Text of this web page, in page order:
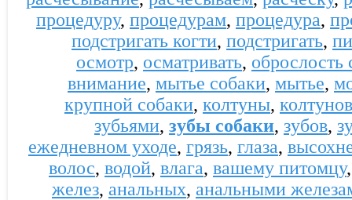
процедуру, процедурам, процедура,
подстригать когти, подстригать,
осмотр, осматривать, оброслость
внимание, мытье собаки, мытье,
крупной собаки, колтуны, колтунов
зубьями, зубы собаки, зубов,
ежедневном уходе, грязь, глаза,
волос, водой, влага, вашему питомцу
желез, анальных, анальными